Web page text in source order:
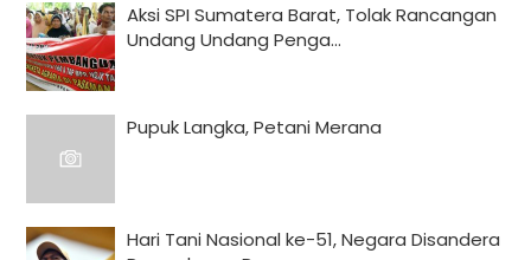
Aksi SPI Sumatera Barat, Tolak Rancangan
Undang Undang Penga...
Pupuk Langka, Petani Merana
Hari Tani Nasional ke-51, Negara Disandera